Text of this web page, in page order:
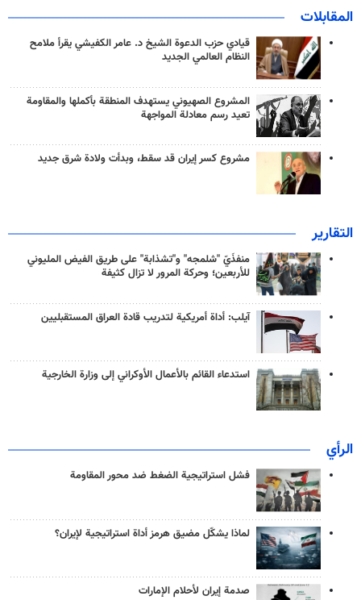
المقابلات
قيادي حزب الدعوة الشيخ د. عامر الكفيشي يقرأ ملامح
النظام العالمي الجديد
المشروع الصهيوني يستهدف المنطقة بأكملها والمقاومة
تعيد رسم معادلة المواجهة
مشروع كسر إيران قد سقط، وبدأت ولادة شرق جديد
التقارير
منفذَيّ "شلمجه" و"تشذابة" على طريق الفيض المليوني
للأربعين؛ وحركة المرور لا تزال كثيفة
آيلب: أداة أمريكية لتدريب قادة العراق المستقبليين
استدعاء القائم بالأعمال الأوكراني إلى وزارة الخارجية
الرأي
فشل استراتيجية الضغط ضد محور المقاومة
لماذا يشكّل مضيق هرمز أداة استراتيجية لإيران؟
صدمة إيران لأحلام الإمارات